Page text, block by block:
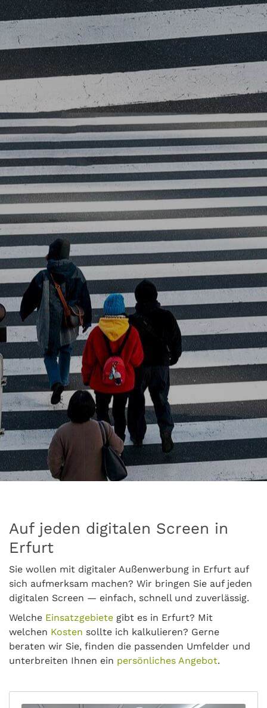
Auf jeden digitalen Screen in
Erfurt
Sie wollen mit digitaler Außenwerbung in Erfurt auf
sich aufmerksam machen? Wir bringen Sie auf jeden
digitalen Screen — einfach, schnell und zuverlässig.
Welche Einsatzgebiete gibt es in Erfurt? Mit
welchen Kosten sollte ich kalkulieren? Gerne
beraten wir Sie, finden die passenden Umfelder und
unterbreiten Ihnen ein persönliches Angebot.